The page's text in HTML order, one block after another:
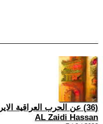
(36) عن الحرب العراقية الايرانية بين١٩٨٠و ١٩٨٨
AL Zaidi Hassan